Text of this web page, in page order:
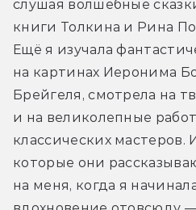
слушая волшебные
книги Толкина и Рина
Ещё я изучала
на картинах Иеронима
Брейгеля, смотрела на
и на великолепные
классических мастеров.
которые они
на меня, когда я